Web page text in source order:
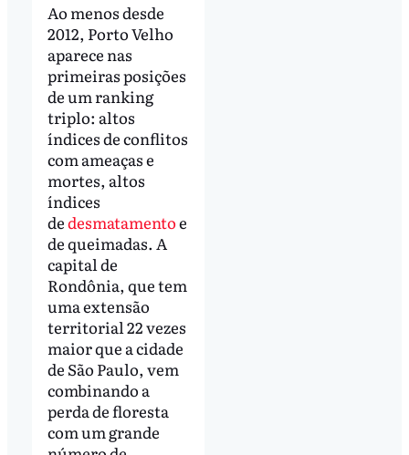
Ao menos desde
2012, Porto Velho
aparece nas
primeiras posições
de um ranking
triplo: altos
índices de conflitos
com ameaças e
mortes, altos
índices
dedesmatamentoe
de queimadas. A
capital de
Rondônia, que tem
uma extensão
territorial 22 vezes
maior que a cidade
de São Paulo, vem
combinando a
perda de floresta
com um grande